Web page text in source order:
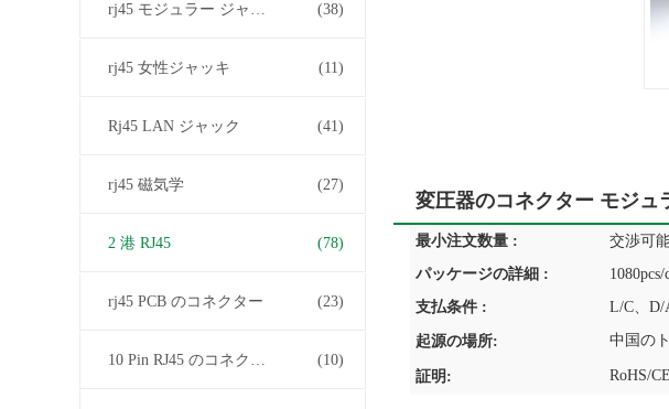
rj45 モジュラー ジャック (38)
rj45 女性ジャッキ (11)
Rj45 LAN ジャック (41)
rj45 磁気学 (27)
2 港 RJ45 (78)
rj45 PCB のコネクター (23)
10 Pin RJ45 のコネクター (10)
変圧器のコネクター モジュ
最小注文数量 : 交渉可
パッケージの詳細 :
1080pcs/
支払条件 :
起源の場所: 中国の
証明: RoHS/